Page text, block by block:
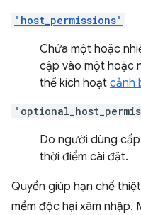
"host_permissions"
Chứa một hoặc
cập vào một hoặc
thể kích hoạt cảnh
Do người dùng
thời điểm cài đặt.
Quyền giúp hạn chế
mềm độc hại xâm nhập.